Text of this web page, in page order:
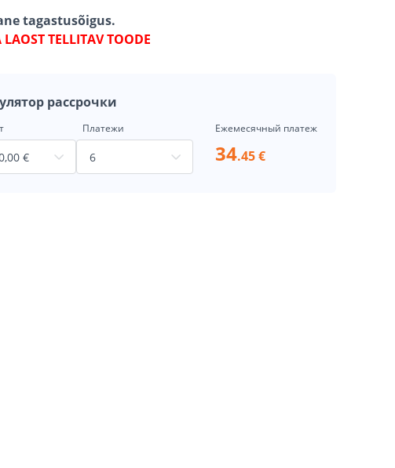
tagastusõigus.
LAOST TELLITAV TOODE
рассрочки
Платежи Ежемесячный платеж
34.45 €